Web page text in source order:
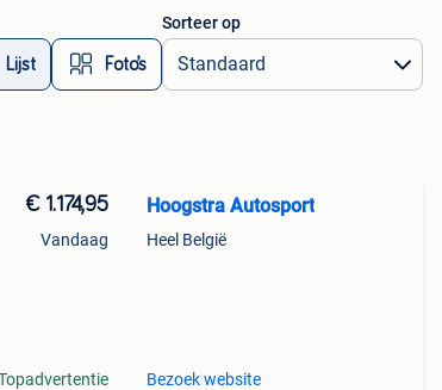
Lijst Foto’s
Sorteer op
€ 1.174,95
Vandaag
Hoogstra Autosport
Heel België
Bezoek website